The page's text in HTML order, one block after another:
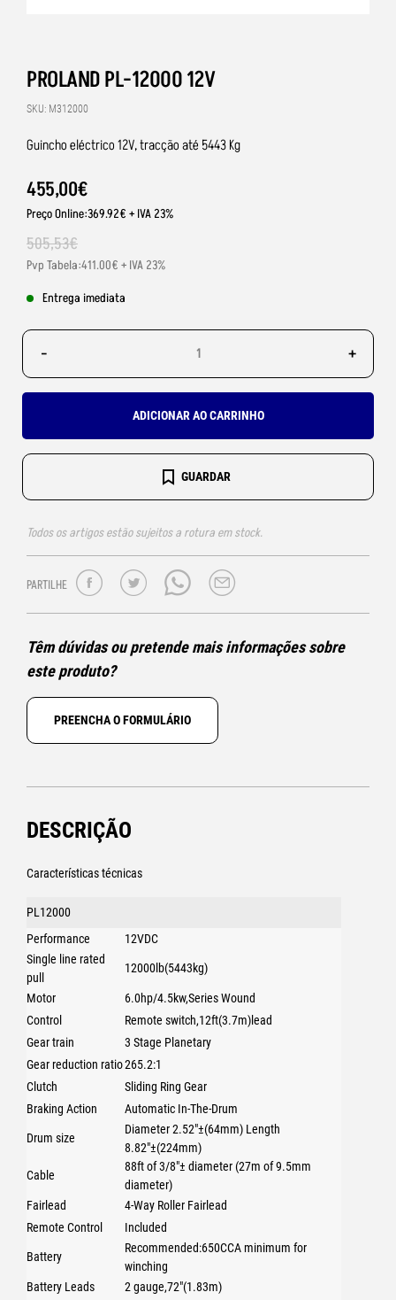
PROLAND PL-12000 12V
SKU: M312000
Guincho eléctrico 12V, tracção até 5443 Kg
455,00€
Preço Online:369.92€ + IVA 23%
505,53€
Pvp Tabela:411.00€ + IVA 23%
Entrega imediata
- +
ADICIONAR AO CARRINHO
GUARDAR
Todos os artigos estão sujeitos a rotura em stock.
PARTILHE
Têm dúvidas ou pretende mais informações sobre
este produto?
PREENCHA O FORMULÁRIO
DESCRIÇÃO
Características técnicas
PL12000
Performance
12VDC
Single line rated
pull
12000lb(5443kg)
Motor
6.0hp/4.5kw,Series Wound
Control
Remote switch,12ft(3.7m)lead
Gear train
3 Stage Planetary
Gear reduction ratio265.2:1
Clutch
Sliding Ring Gear
Braking Action
Automatic In-The-Drum
Drum size
Diameter 2.52"±(64mm) Length
8.82"±(224mm)
Cable
88ft of 3/8"± diameter (27m of 9.5mm
diameter)
Fairlead
4-Way Roller Fairlead
Remote Control
Included
Battery
Recommended:650CCA minimum for
winching
Battery Leads
2 gauge,72"(1.83m)